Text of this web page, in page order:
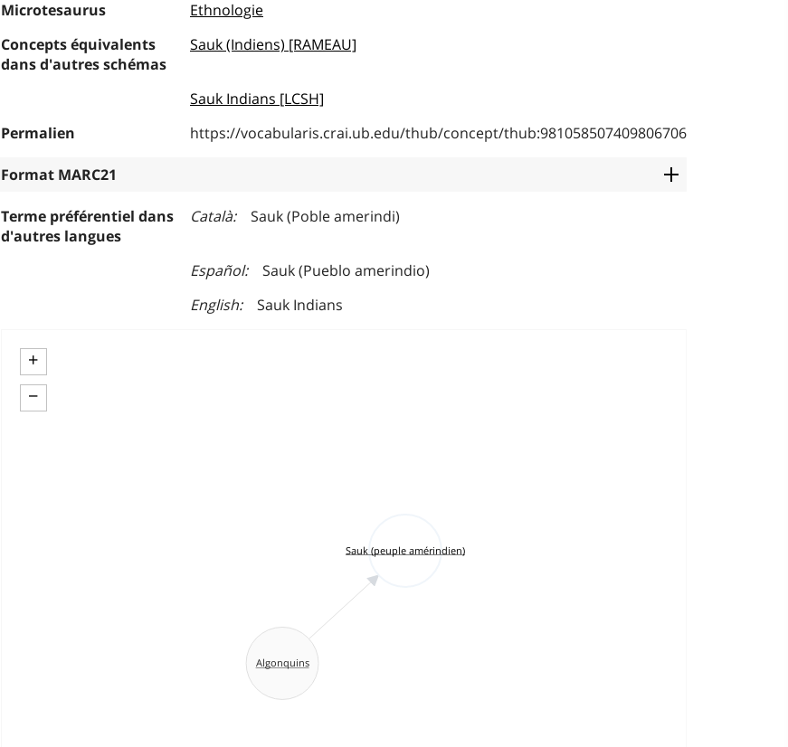
Microtesaurus
Ethnologie
Concepts équivalents
dans d'autres schémas
Sauk (Indiens) [RAMEAU]
Sauk Indians [LCSH]
Permalien
https://vocabularis.crai.ub.edu/thub/concept/thub:981058507409806706
Format MARC21
Terme préférentiel dans
d'autres langues
Català Sauk (Poble amerindi)
Español
Sauk (Pueblo amerindio)
English
Sauk Indians
+
−
Sauk (peuple amérindien)
Algonquins